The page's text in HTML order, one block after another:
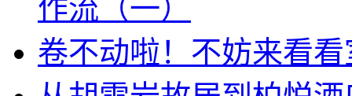
作流（一）
卷不动啦！不妨来看